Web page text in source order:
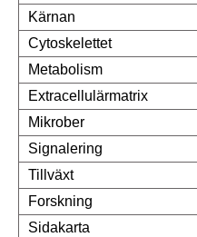
Kärnan
Cytoskelettet
Metabolism
Extracellulärmatrix
Mikrober
Signalering
Tillväxt
Forskning
Sidakarta